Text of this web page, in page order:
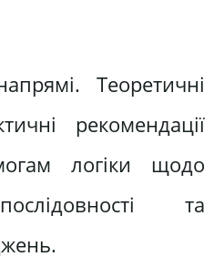
Теоретичні
рекомендації
логіки щодо
та